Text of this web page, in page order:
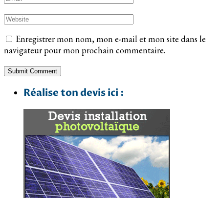
Enregistrer mon nom, mon e-mail et mon site dans le
navigateur pour mon prochain commentaire.
Réalise ton devis ici :